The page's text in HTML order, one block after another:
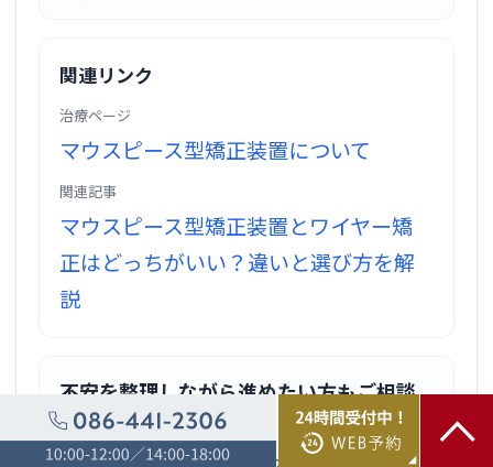
関連リンク
治療ページ
マウスピース型矯正装置について
関連記事
マウスピース型矯正装置とワイヤー矯
正はどっちがいい？違いと選び方を解
説
不安を整理しながら進めたい方もご相談
ください